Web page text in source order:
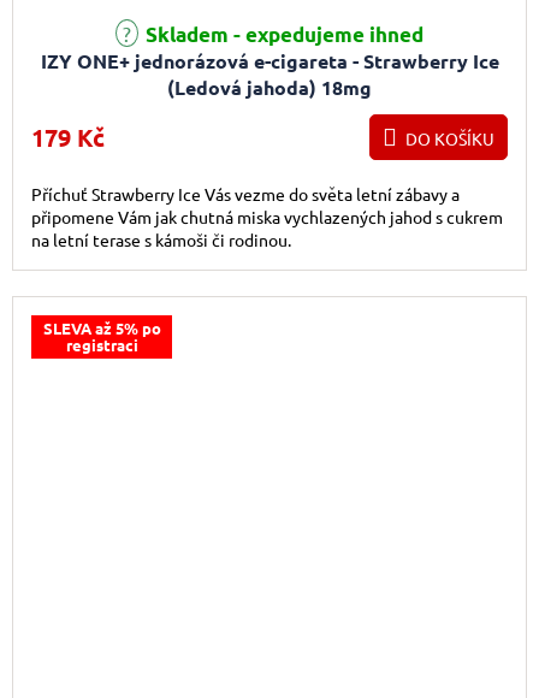
IZY ONE+ jednorázová e-cigareta - Strawberry Ice
(Ledová jahoda) 18mg
Průměrné hodnocení produktu je 4,8 z 5 hvězdiček.
Skladem - expedujeme ihned
179 Kč DO KOŠÍKU
Příchuť Strawberry Ice Vás vezme do světa letní zábavy a
připomene Vám jak chutná miska vychlazených jahod s cukrem
na letní terase s kámoši či rodinou.
SLEVA až 5% po
registraci